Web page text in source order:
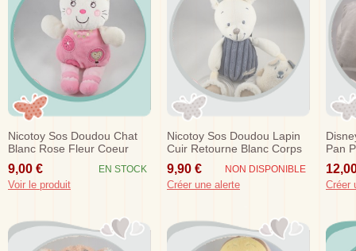
Nicotoy Sos Doudou Chat
Blanc Rose Fleur Coeur
9,00 € EN STOCK
Voir le produit
Nicotoy Sos Doudou Lapin
Cuir Retourne Blanc Corps
Cotele Bleu Eveil
9,90 € NON DISPONIBLE
Créer une alerte
Pan
Créer